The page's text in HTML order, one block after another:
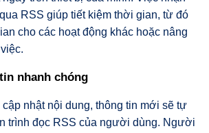
RSS giúp tiết kiệm thời gian, từ đó
cho các hoạt động khác hoặc nâng
nhanh chóng
cập nhật nội dung, thông tin mới sẽ tự
trình đọc RSS của người dùng. Người